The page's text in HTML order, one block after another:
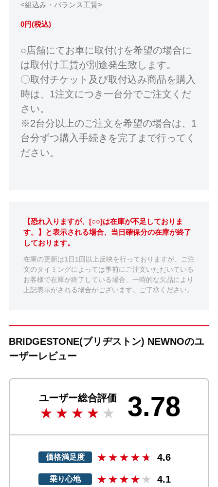
<組込み・バランス工賃>
0円(税込)
○店舗にてお車に取付けを希望の場合に
は取付け工賃が別途発生致します。
〇取付チケット及び取付込み商品を購入
時は、1注文につき一台分でご注文くだ
さい。
※2台分以上のご注文を希望の場合は、1
台分ずつ購入手続きを完了まで行ってく
ださい。
【恐れ入りますが、[○○]は在庫が不足しておりま
す。】と表示される場合、当日確保分の在庫が終了
しております。
在庫の更新は1日1回以上反映を行っておりますが、ご注
文のタイミングによっては事前にご注文いただいている
お客様で在庫が終了している場合、一時的な欠品により
上記表示がされる場合がございます。ご了承ください。
BRIDGESTONE(ブリヂストン) NEWNOのユ
ーザーレビュー
ユーザー総合評価 3.78
価格満足度 4.6
乗り心地 4.1